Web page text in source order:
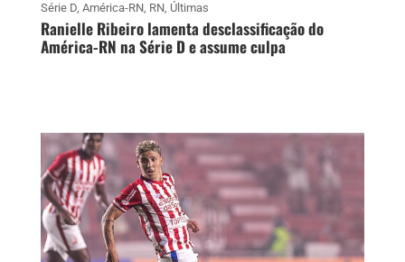
Série D, América-RN, RN, Últimas
Ranielle Ribeiro lamenta desclassificação do
América-RN na Série D e assume culpa